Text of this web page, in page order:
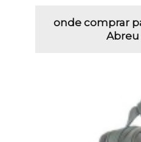
onde comprar
Abreu